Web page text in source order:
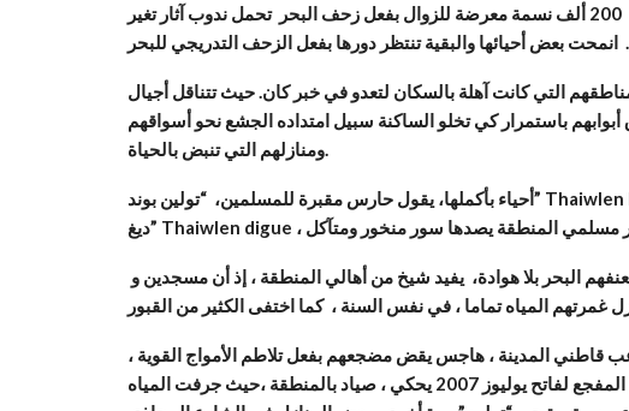
للبواخر التجارية بعدما غمرت مياه البحر. مدينة ، ذات 200 ألف نسمة معرضة للزوال بفعل زحف البحر تحمل ندوب آثار تغير
التي كانت آهلة بالسكان لتعدو في خبر كان. حيث تتناقل أجيال
باستمرار كي تخلو الساكنة سبيل امتداده الجشع نحو أسواقهم
ومنازلهم التي تنبض بالحياة.
أحياء بأكملها، يقول حارس مقبرة للمسلمين، “تولين بوند” Thaiwlen bonde “وتولين بويين” Thaiwlen pouyéne و”تاولين
منذ عام 1960 . في كل سنة يعنفهم البحر بلا هوادة، يفيد شيخ من أهالي المنطقة ، إذ أن مسجدين و
قاطني المدينة ، هاجس يقض مضجعهم بفعل تلاطم الأمواج القوية ،
متوجسين من المد والجزر . خوفا من تكرار ذاك اليوم المفجع لفاتح يوليوز 2007 يحكي ، صياد بالمنطقة ،حيث جرفت المياه